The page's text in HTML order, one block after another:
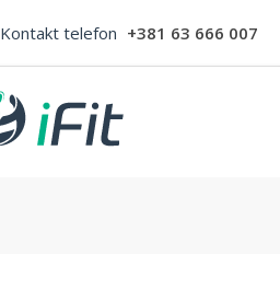
Kontakt telefon +381 63 666 007